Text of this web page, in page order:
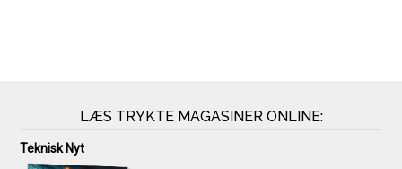
LÆS TRYKTE MAGASINER ONLINE:
Teknisk Nyt